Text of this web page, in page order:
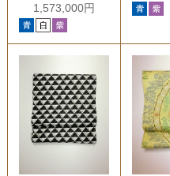
1,573,000円